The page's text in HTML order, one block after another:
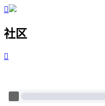

社区

Pixtech 社区